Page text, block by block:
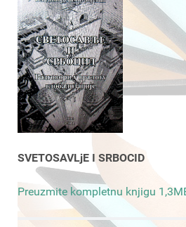
SVETOSAVLjE I SRBOCID
Preuzmite kompletnu knjigu